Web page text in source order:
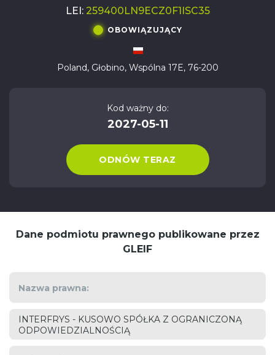
LEI: 259400LN9ECZ0F1ISC35
OBOWIĄZUJĄCY
Poland, Głobino, Wspólna 17E, 76-200
Kod ważny do:
2027-05-11
ODNÓW TERAZ
Dane podmiotu prawnego publikowane przez
GLEIF
Nazwa prawna:
INTERFRYS - KUSOWO SPÓŁKA Z OGRANICZONĄ
ODPOWIEDZIALNOŚCIĄ